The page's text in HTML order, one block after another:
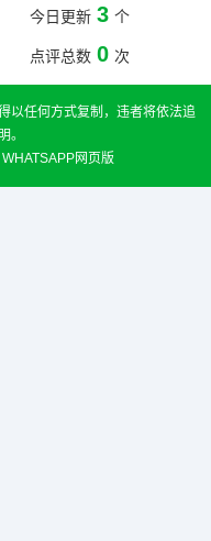
今日更新 3 个
点评总数 0 次
以任何方式复制，违者将依法追
。
WHATSAPP网页版